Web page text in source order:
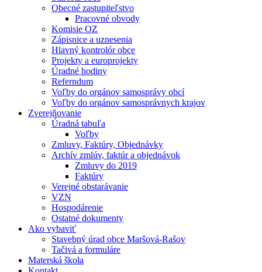
Obecné zastupiteľstvo
Pracovné obvody
Komisie OZ
Zápisnice a uznesenia
Hlavný kontrolór obce
Projekty a europrojekty
Úradné hodiny
Referndum
Voľby do orgánov samosprávy obcí
Voľby do orgánov samosprávnych krajov
Zverejňovanie
Úradná tabuľa
Voľby
Zmluvy, Faktúry, Objednávky
Archív zmlúv, faktúr a objednávok
Zmluvy do 2019
Faktúry
Verejné obstarávanie
VZN
Hospodárenie
Ostatné dokumenty
Ako vybaviť
Stavebný úrad obce Maršová-Rašov
Tačivá a formuláre
Materská škola